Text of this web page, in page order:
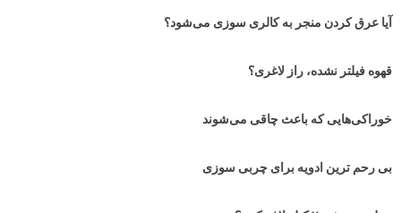
آیا عرق کردن منجر به کالری سوزی می‌شود؟
قهوه فیلتر نشده، راز لاغری؟
خوراکی‌هایی که باعث چاقی می‌شوند
بی رحم ترین ادویه برای چربی سوزی